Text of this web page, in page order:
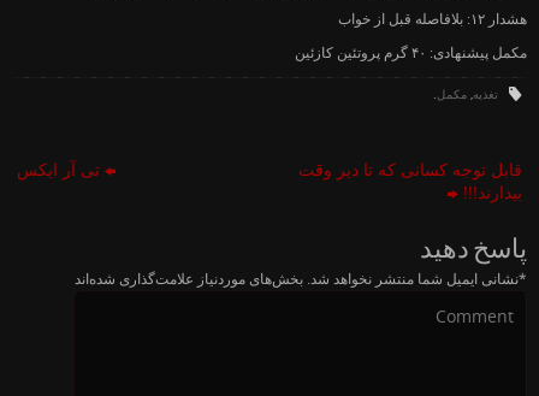
هشدار ۱۲: بلافاصله قبل از خواب
مکمل پیشنهادی: ۴۰ گرم پروتئین کازئین
تغذیه ,مکمل
تی آر ایکس
قابل توجه کسانی که تا دیر وقت
بیدارند!!!
پاسخ دهید
نشانی ایمیل شما منتشر نخواهد شد. بخش‌های موردنیاز علامت‌گذاری شده‌اند *